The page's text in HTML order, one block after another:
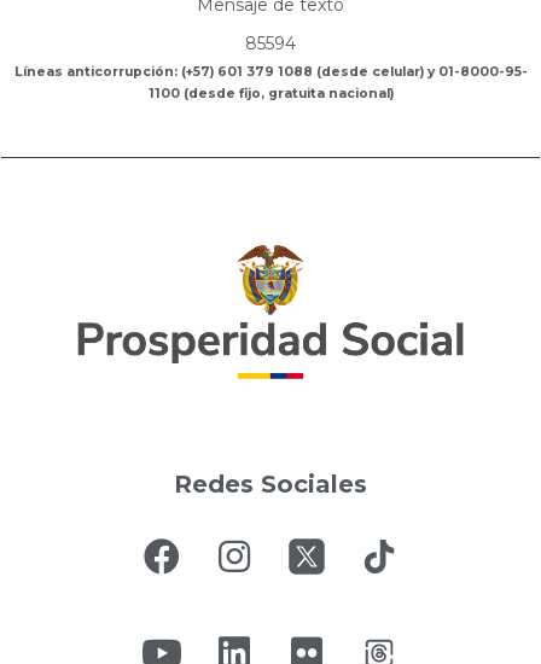
Mensaje de texto
85594
Líneas anticorrupción: (+57) 601 379 1088 (desde celular) y 01-8000-95-
1100 (desde fijo, gratuita nacional)
Redes Sociales